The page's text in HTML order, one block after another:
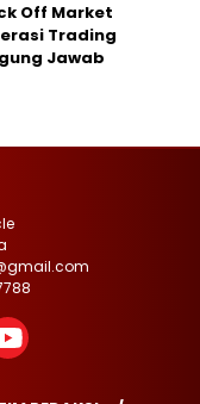
Off Market
Trading
Jawab